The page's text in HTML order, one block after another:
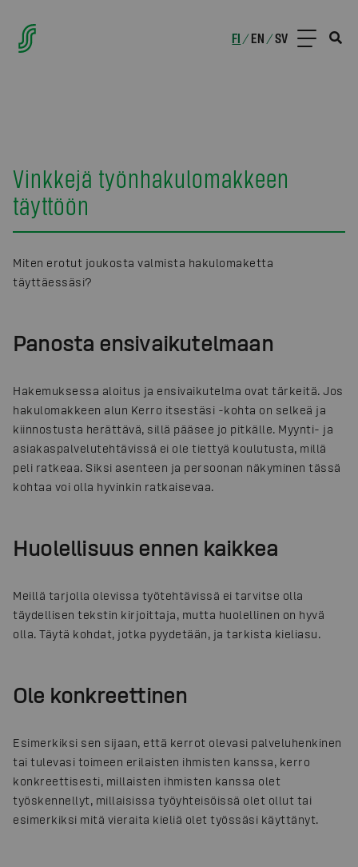
FI /EN /SV
Vinkkejä työnhakulomakkeen
täyttöön
Miten erotut joukosta valmista hakulomaketta
täyttäessäsi?
Panosta ensivaikutelmaan
Hakemuksessa aloitus ja ensivaikutelma ovat tärkeitä. Jos
hakulomakkeen alun Kerro itsestäsi -kohta on selkeä ja
kiinnostusta herättävä, sillä pääsee jo pitkälle. Myynti- ja
asiakaspalvelutehtävissä ei ole tiettyä koulutusta, millä
peli ratkeaa. Siksi asenteen ja persoonan näkyminen tässä
kohtaa voi olla hyvinkin ratkaisevaa.
Huolellisuus ennen kaikkea
Meillä tarjolla olevissa työtehtävissä ei tarvitse olla
täydellisen tekstin kirjoittaja, mutta huolellinen on hyvä
olla. Täytä kohdat, jotka pyydetään, ja tarkista kieliasu.
Ole konkreettinen
Esimerkiksi sen sijaan, että kerrot olevasi palveluhenkinen
tai tulevasi toimeen erilaisten ihmisten kanssa, kerro
konkreettisesti, millaisten ihmisten kanssa olet
työskennellyt, millaisissa työyhteisöissä olet ollut tai
esimerkiksi mitä vieraita kieliä olet työssäsi käyttänyt.